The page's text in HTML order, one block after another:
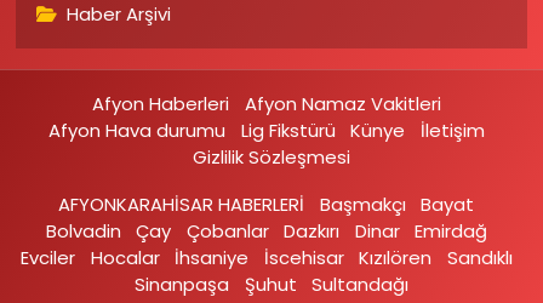
Haber Arşivi
Afyon Haberleri
Afyon Namaz Vakitleri
Afyon Hava durumu
Lig Fikstürü Künye
İletişim
Gizlilik Sözleşmesi
AFYONKARAHİSAR HABERLERİ
Başmakçı
Bayat
Bolvadin
Çay Çobanlar Dazkırı Dinar Emirdağ‎
Evciler‎
Hocalar İhsaniye‎ İscehisar Kızılören‎
Sandıklı‎
Sinanpaşa
Şuhut Sultandağı